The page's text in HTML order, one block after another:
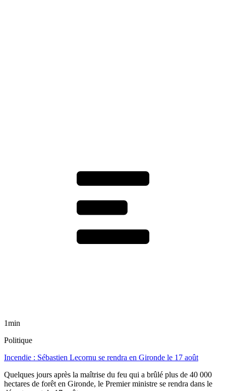
1min
Politique
Incendie : Sébastien Lecornu se rendra en Gironde le 17 août
Quelques jours après la maîtrise du feu qui a brûlé plus de 40 000
hectares de forêt en Gironde, le Premier ministre se rendra dans le